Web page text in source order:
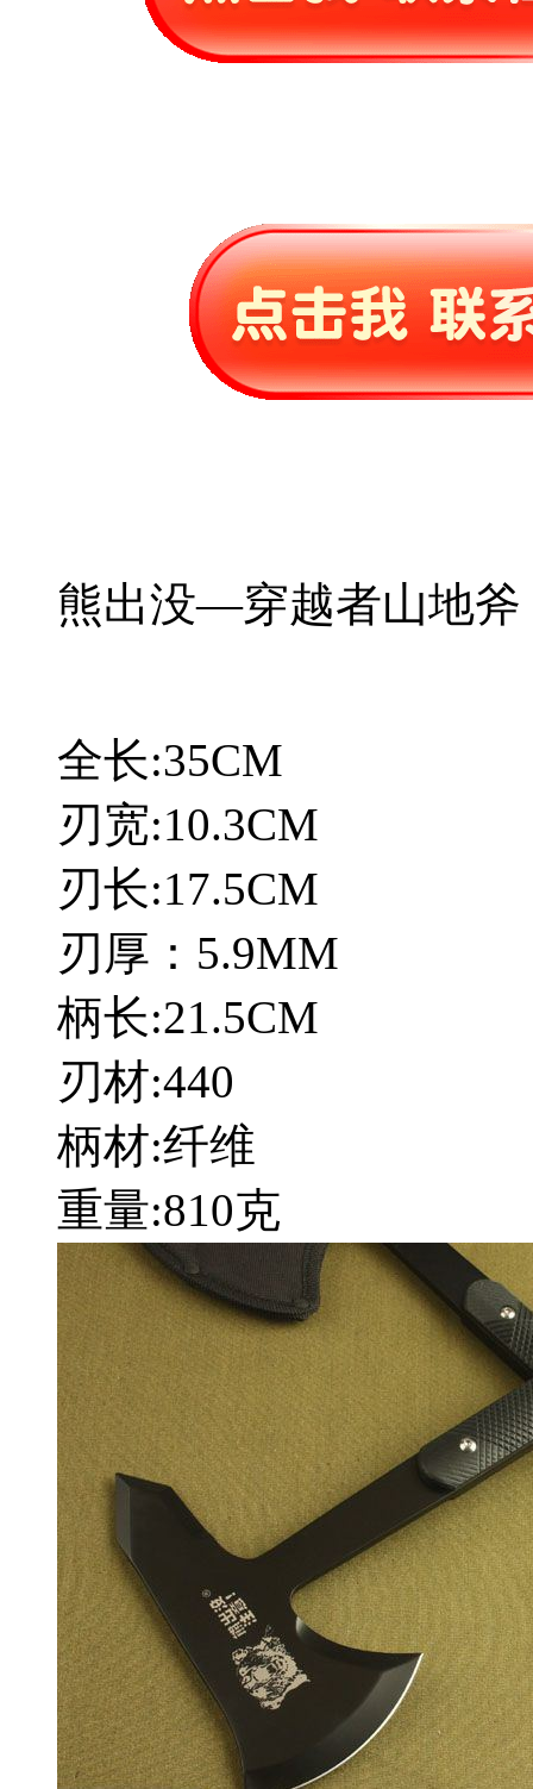
熊出没—穿越者山地斧
全长:35CM
刃宽:10.3CM
刃长:17.5CM
刃厚：5.9MM
柄长:21.5CM
刃材:440
柄材:纤维
重量:810克